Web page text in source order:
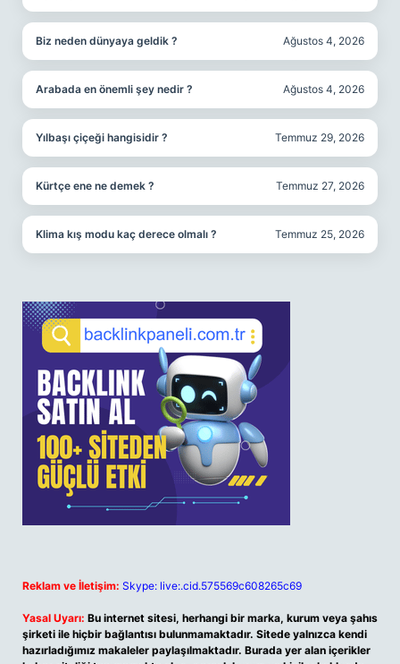
Biz neden dünyaya geldik ? Ağustos 4, 2026
Arabada en önemli şey nedir ? Ağustos 4, 2026
Yılbaşı çiçeği hangisidir ? Temmuz 29, 2026
Kürtçe ene ne demek ? Temmuz 27, 2026
Klima kış modu kaç derece olmalı ? Temmuz 25, 2026
Reklam ve İletişim: Skype: live:.cid.575569c608265c69
Yasal Uyarı: Bu internet sitesi, herhangi bir marka, kurum veya şahıs
şirketi ile hiçbir bağlantısı bulunmamaktadır. Sitede yalnızca kendi
hazırladığımız makaleler paylaşılmaktadır. Burada yer alan içerikler